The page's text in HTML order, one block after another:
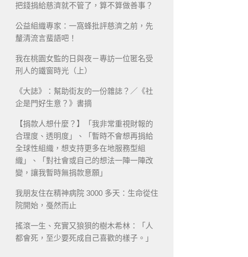
把錢捐給慈濟就不管了，算不算做善事？
公益組織專家：一窩蜂批評慈濟之前，先
釐清流言蜚語吧！
我在桃園女監的日與夜－專訪一位匿名受
刑人的鐵窗時光（上）
《大誌》：幫助街友的一份雜誌？／《社
企是門好生意？》書摘
【捐款人想什麼？】「我非常重視財報的
合理度、透明度」、「暫時不會想再捐給
全球性組織，想支持更多在地服務型組
織」、「對社會或自己的想法一陣一陣改
變，讓我暫時無捐款意願」
我朋友住在精神病院 3000 多天：生命從住
院開始，戞然而止
搖滾一生、充實又狼狽的樹木希林：「人
都會死，至少要死成自己喜歡的樣子。」